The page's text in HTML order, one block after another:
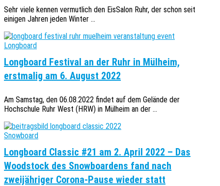
Sehr viele kennen vermutlich den EisSalon Ruhr, der schon seit
einigen Jahren jeden Winter ...
Longboard
Longboard Festival an der Ruhr in Mülheim,
erstmalig am 6. August 2022
Am Samstag, den 06.08.2022 findet auf dem Gelände der
Hochschule Ruhr West (HRW) in Mülheim an der ...
Snowboard
Longboard Classic #21 am 2. April 2022 – Das
Woodstock des Snowboardens fand nach
zweijähriger Corona-Pause wieder statt